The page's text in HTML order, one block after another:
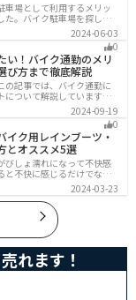
車場として利用するメリッ
た。バイク駐車場を探して
ィでバイクの劣化も防げる
みませんか？キャンペーン
きます。
2024-06-03
0
い！バイク通勤のメリ
び方まで徹底解説
の記事では、バイク通勤に
ついて解説しています。
リットがありますが、会社
もあるので、事前に確認が
バイク通勤の始め方がわか
2024-09-19
0
イク用レインブーツ・
とオススメ5選
びしょ濡れになって不快感
と不快に感じるだけでなく
故の原因にもなります。ブ
雨や汚れから防ぐことがで
さ対策にもなります。
2024-03-23
れます！